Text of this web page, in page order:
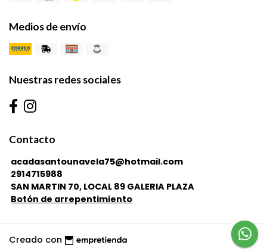
Medios de envío
Nuestras redes sociales
Contacto
acadasantounavela75@hotmail.com
2914715988
SAN MARTIN 70, LOCAL 89 GALERIA PLAZA
Botón de arrepentimiento
Creado con